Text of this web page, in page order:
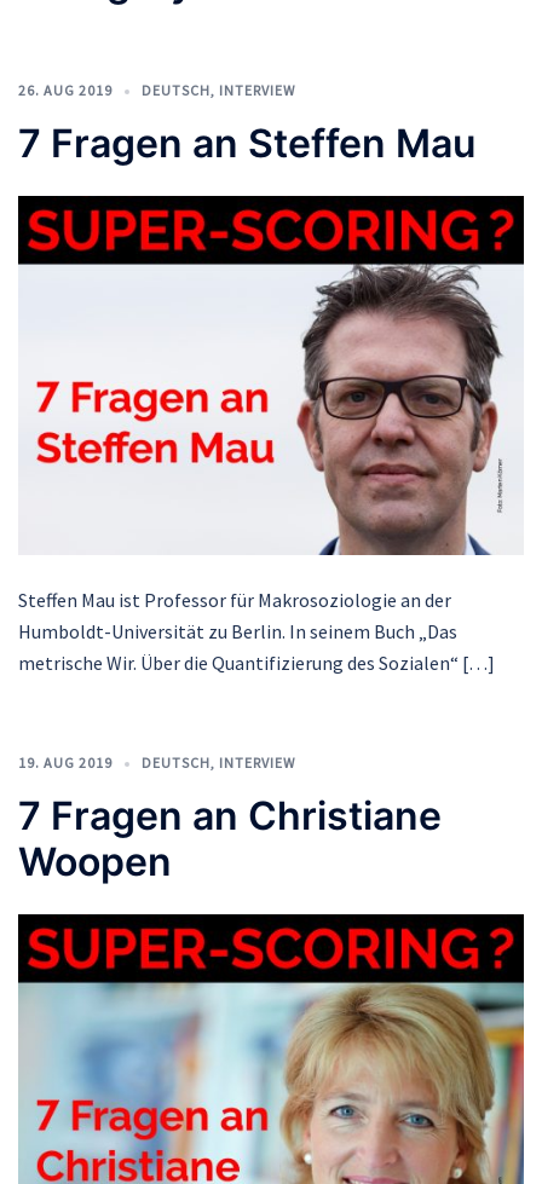
26. AUG 2019 DEUTSCH, INTERVIEW
7 Fragen an Steffen Mau
Steffen Mau ist Professor für Makrosoziologie an der
Humboldt-Universität zu Berlin. In seinem Buch „Das
metrische Wir. Über die Quantifizierung des Sozialen“ […]
19. AUG 2019 DEUTSCH, INTERVIEW
7 Fragen an Christiane
Woopen